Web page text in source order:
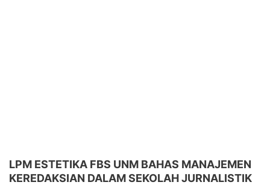
LPM ESTETIKA FBS UNM BAHAS MANAJEMEN
KEREDAKSIAN DALAM SEKOLAH JURNALISTIK